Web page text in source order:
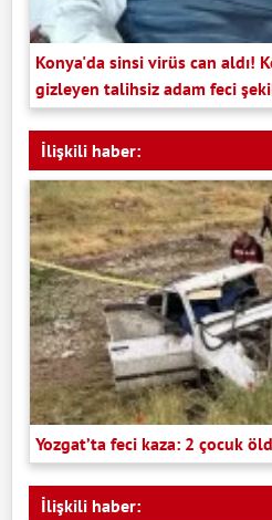
Konya'da sinsi virüs can aldı!
gizleyen talihsiz adam feci
İlişkili haber:
Yozgat’ta feci kaza: 2 çocuk
İlişkili haber: